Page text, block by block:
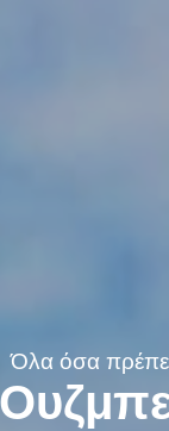
Όλα όσα